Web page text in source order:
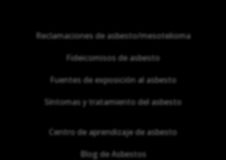
Reclamaciones de asbesto/mesotelioma
Fideicomisos de asbesto
Fuentes de exposición al asbesto
Síntomas y tratamiento del asbesto
Centro de aprendizaje de asbesto
Blog de Asbestos